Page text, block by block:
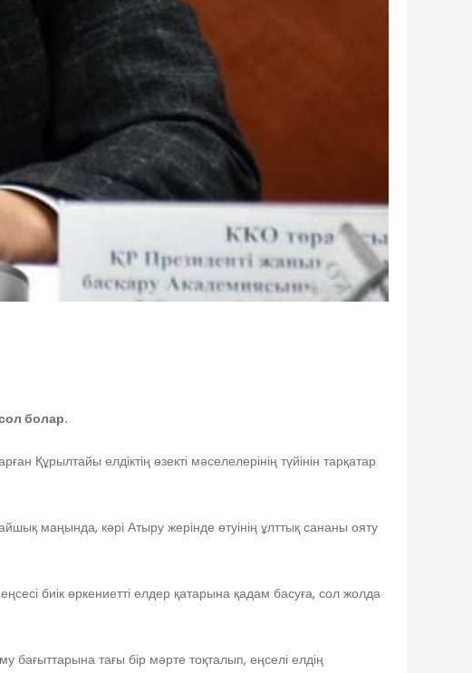
болар.
Құрылтайы елдіктің өзекті мәселелерінің түйінін тарқатар
маңында, кәрі Атыру жерінде өтуінің ұлттық сананы ояту
биік өркениетті елдер қатарына қадам басуға, сол жолда
тағы бір мәрте тоқталып, еңселі елдің